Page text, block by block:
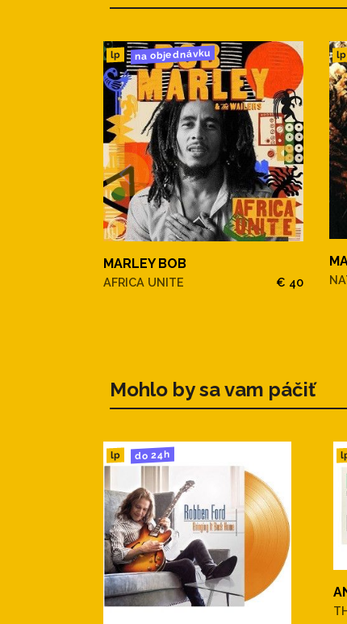
8. Natural Mystic
10. Stir It Up
11. Fire Fire
12. Waiting In Vain
13. Simmer Down
14. Nice Tme
lp na objednávku
MARLEY BOB
AFRICA UNITE € 40
lp
Mohlo by sa vam páčiť
lp do 24h